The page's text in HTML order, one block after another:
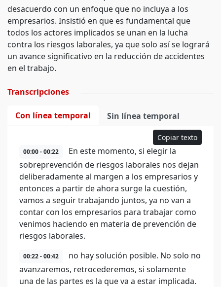
desacuerdo con un enfoque que no incluya a los
empresarios. Insistió en que es fundamental que
todos los actores implicados se unan en la lucha
contra los riesgos laborales, ya que solo así se logrará
un avance significativo en la reducción de accidentes
en el trabajo.
Transcripciones
Con línea temporal Sin línea temporal
Copiar texto
00:00 - 00:22
En este momento, si elegir la
sobreprevención de riesgos laborales nos dejan
deliberadamente al margen a los empresarios y
entonces a partir de ahora surge la cuestión,
vamos a seguir trabajando juntos, ya no van a
contar con los empresarios para trabajar como
venimos haciendo en materia de prevención de
riesgos laborales.
00:22 - 00:42
no hay solución posible. No solo no
avanzaremos, retrocederemos, si solamente
una de las partes es la que va a estar implicada.